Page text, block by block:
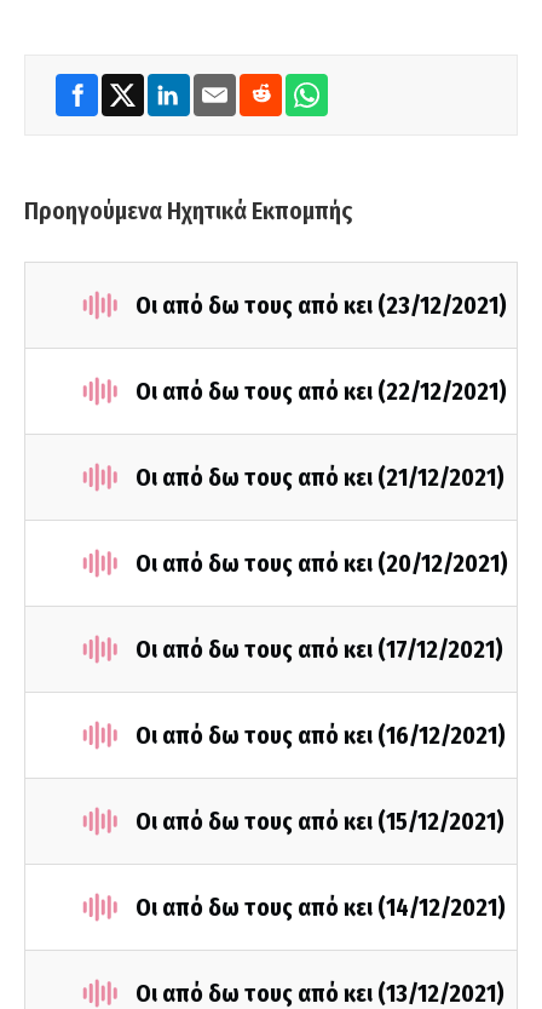
Προηγούμενα Ηχητικά Εκπομπής
Οι από δω τους από κει (23/12/2021)
Οι από δω τους από κει (22/12/2021)
Οι από δω τους από κει (21/12/2021)
Οι από δω τους από κει (20/12/2021)
Οι από δω τους από κει (17/12/2021)
Οι από δω τους από κει (16/12/2021)
Οι από δω τους από κει (15/12/2021)
Οι από δω τους από κει (14/12/2021)
Οι από δω τους από κει (13/12/2021)